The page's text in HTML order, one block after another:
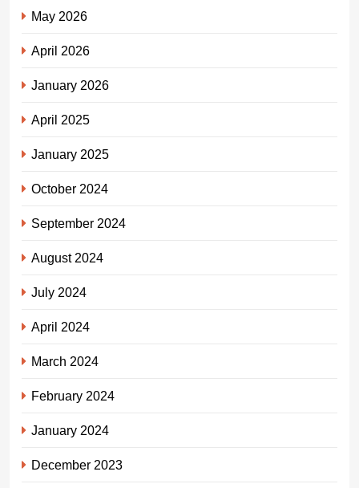
May 2026
April 2026
January 2026
April 2025
January 2025
October 2024
September 2024
August 2024
July 2024
April 2024
March 2024
February 2024
January 2024
December 2023